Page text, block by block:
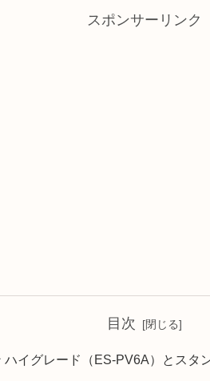
スポンサーリンク
目次
ハイグレード（ES-PV6A）とスタ